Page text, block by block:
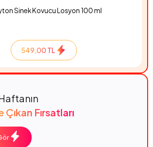
Sinek Kovucu Losyon 100 ml
549,00 TL
Çıkan Fırsatları